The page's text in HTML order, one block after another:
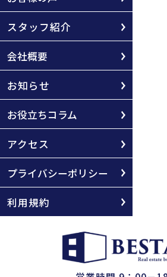
スタッフ紹介
会社概要
お知らせ
お役立ちコラム
アクセス
プライバシーポリシー
利用規約